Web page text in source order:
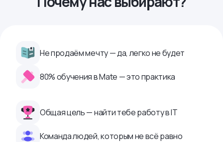
Не продаём мечту — да, легко не будет
80% обучения в Mate — это практика
Общая цель — найти тебе работу в IТ
Команда людей, которым не всё равно